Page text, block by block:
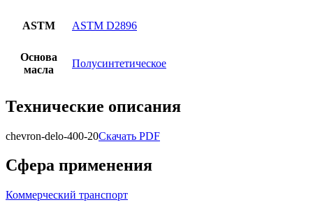
ASTM ASTM D2896
Основа
масла
Полусинтетическое
Технические описания
chevron-delo-400-20Скачать PDF
Сфера применения
Коммерческий транспорт